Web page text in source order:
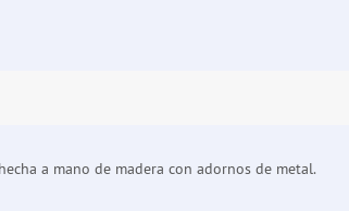
a mano de madera con adornos de metal.